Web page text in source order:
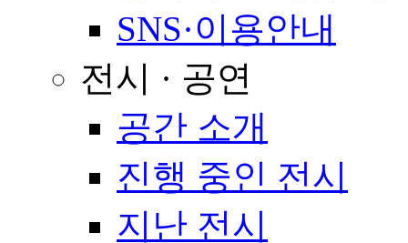
SNS·이용안내
전시 · 공연
공간 소개
진행 중인 전시
지난 전시